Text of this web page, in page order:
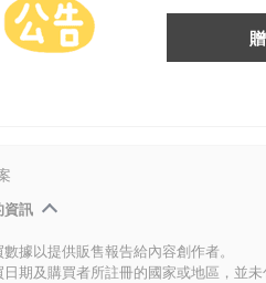
資訊
據以提供販售報告給內容創作者。
期及購買者所註冊的國家或地區，並未